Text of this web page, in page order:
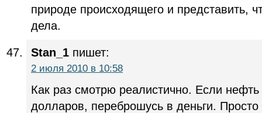
природе происходящего и представить,
дела.
Stan_1 пишет:
2 июля 2010 в 10:58
Как раз смотрю реалистично. Если
долларов, переброшусь в деньги.